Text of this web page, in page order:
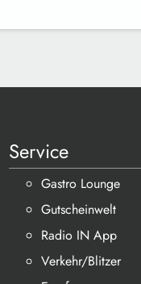
Service
Gastro Lounge
Gutscheinwelt
Radio IN App
Verkehr/Blitzer